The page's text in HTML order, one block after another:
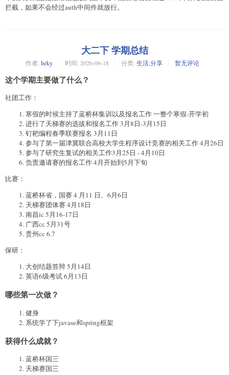
拦截，如果不会经过auth中间件就放行。
大二下 学期总结
作者: heky 时间: 2026-06-18 分类: 生活分享 暂无评论
这个学期主要做了什么？
社团工作：
寒假的时候主持了蓝桥杯集训以及报名工作 一整个寒假-开学初
进行了天梯赛的选拔和报名工作 3月8日-3月15日
钉耙编程春季联赛报名 3月11日
参与了第一届津冀联合高校大学生程序设计竞赛的相关工作 4月26日
参与了研究生复试的相关工作3月25日 - 4月10日
负责邀请赛的报名工作 4月开始到5月下旬
比赛：
蓝桥杯省，国赛 4 月11 日、6月6日
天梯赛团体赛 4月18日
南昌ic 5月16-17日
广西cc 5月31号
贵州cc 6.7
保研：
大创结题答辩 5月14日
英语6级考试 6月13日
哪些第一次做？
健身
系统学了下javase和spring框架
获得什么成就？
蓝桥杯国三
天梯赛国三